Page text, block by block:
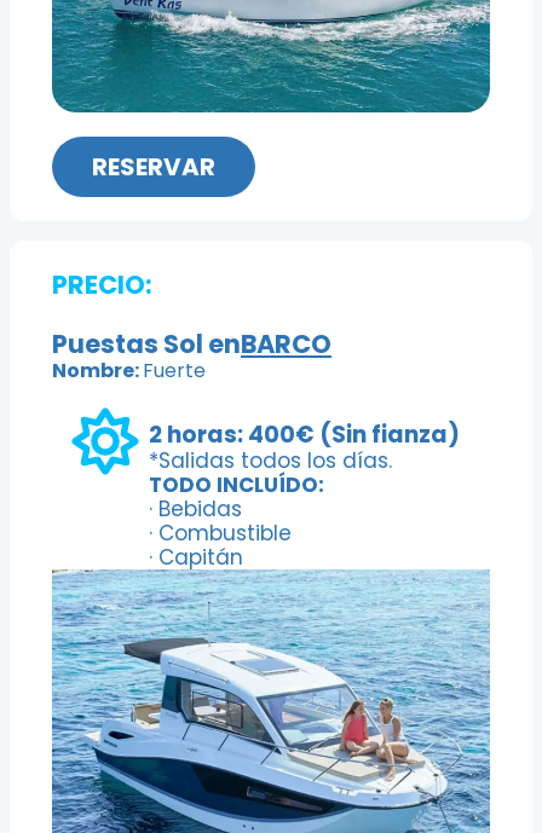
RESERVAR
PRECIO:
Puestas Sol enBARCO
Nombre:Fuerte
2 horas: 400€ (Sin fianza)
*Salidas todos los días.
TODO INCLUÍDO:
· Bebidas
· Combustible
· Capitán